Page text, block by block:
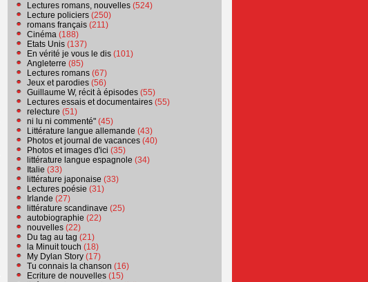
Lectures romans, nouvelles (524)
Lecture policiers (250)
romans français (211)
Cinéma (188)
Etats Unis (137)
En vérité je vous le dis (101)
Angleterre (85)
Lectures romans (67)
Jeux et parodies (56)
Guillaume W, récit à épisodes (55)
Lectures essais et documentaires (55)
relecture (51)
ni lu ni commenté" (45)
Littérature langue allemande (43)
Photos et journal de vacances (40)
Photos et images d'ici (35)
littérature langue espagnole (34)
Italie (33)
littérature japonaise (33)
Lectures poésie (31)
Irlande (27)
littérature scandinave (25)
autobiographie (22)
nouvelles (22)
Du tag au tag (21)
la Minuit touch (18)
My Dylan Story (17)
Tu connais la chanson (16)
Ecriture de nouvelles (15)